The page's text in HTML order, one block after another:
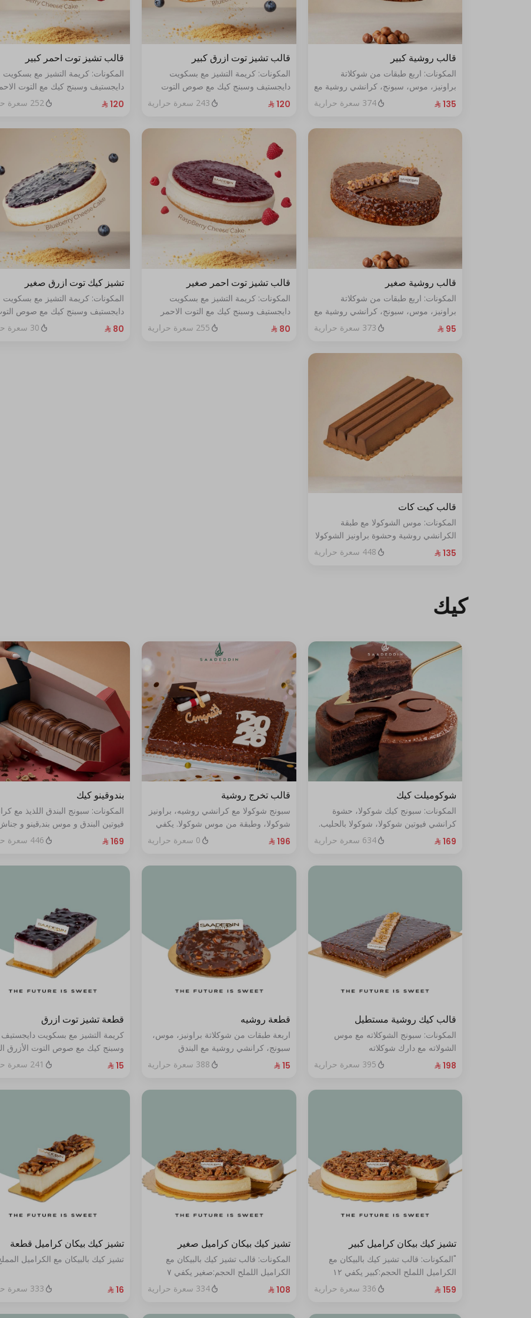
قالب روشية كبير
المكونات: اربع طبقات من شوكلاتة
براونيز، موس، سبونج، كرانشي روشية مع
البندق الحجم الحجم:كبير يكفي١٢شخص
374 سعرة حرارية
قالب تشيز توت ازرق كبير
المكونات: كريمة التشيز مع بسكويت
دايجستيف وسبنج كيك مع صوص التوت
الأزرق الطازج الحجم:كبير يكفي١٢شخص
243 سعرة حرارية
قالب تشيز توت احمر كبير
المكونات: كريمة التشيز مع بسكويت
دايجستيف وسبنج كيك مع التوت
الطازج الحجم:كبير يكفي١٢شخص
252 سعرة حرارية
قالب روشية صغير
المكونات: اربع طبقات من شوكلاتة
براونيز، موس، سبونج، كرانشي روشية مع
البندق الحجم: صغير يكفي ٧ أشخاص373 سعرة حرارية
قالب تشيز توت احمر صغير
المكونات: كريمة التشيز مع بسكويت
دايجستيف وسبنج كيك مع التوت الاحمر
الطازج الحجم:صغير يكفي٧شخص
255 سعرة حرارية
تشيز كيك توت ازرق صغير
المكونات: كريمة التشيز مع بسكويت
دايجستيف وسبنج كيك مع صوص
الأزرق الطازج الحجم:صغير يكفي٧شخص
30 سعرة حرارية
قالب كيت كات
المكونات: موس الشوكولا مع طبقة
الكرانشي روشية وحشوة براونيز الشوكولا
المغطاة بالكراميل
448 سعرة حرارية
كيك
شوكوميلت كيك
المكونات: سبونج كيك شوكولا، حشوة
كرانشي فيوتين شوكولا، شوكولا بالحليب.
(تكفي من ٨ إلى ١٠ شخصًا)
634 سعرة حرارية
قالب تخرج روشية
سبونج شوكولا مع كرانشي روشيه، براونيز
شوكولا، وطبقة من موس شوكولا. يكفي
من ١٠ إلى ١٢ شخصًا
0 سعرة حرارية
بندوقينو كيك
المكونات: سبونج البندق اللذيذ مع
فيوتين البندق و موس بند,قينو و
البندق مع طبقة شوكولا ناعمة (تكفي
446 سعرة حرارية
قالب كيك روشية مستطيل
المكونات: سبونج الشوكلاته مع موس
الشولاته مع دارك شوكلاته
الحجم:صغير:يكفي ١٤ أشخاص"
395 سعرة حرارية
قطعة روشيه
اربعة طبقات من شوكلاتة براونيز، موس،
سبونج، كرانشي روشية مع البندق
388 سعرة حرارية
قطعة تشيز توت ازرق
كريمة التشيز مع بسكويت دايجستيف
وسبنج كيك مع صوص التوت الأزرق
241 سعرة حرارية
تشيز كيك بيكان كراميل كبير
"المكونات: قالب تشيز كيك بالبيكان مع
الكراميل اللملح الحجم:كبير يكفي ١٢
أشخاص"
336 سعرة حرارية
تشيز كيك بيكان كراميل صغير
المكونات: قالب تشيز كيك بالبيكان مع
الكراميل اللملح الحجم:صغير يكفي ٧
أشخاص
334 سعرة حرارية
تشيز كيك بيكان كراميل قطعة
تشيز كيك بالبيكان مع الكراميل
333 سعرة حرارية